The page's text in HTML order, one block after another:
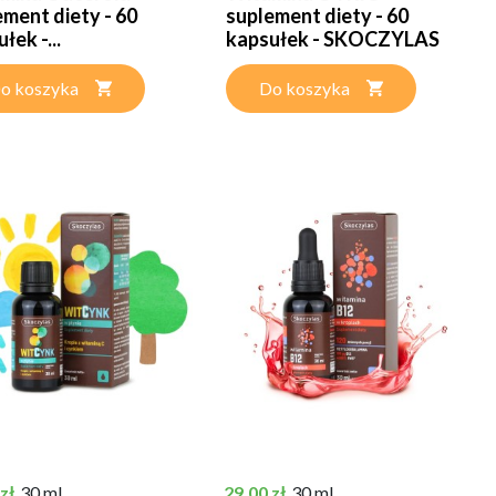
diety - 60
-...
koszyka
suplement diety - 60
kapsułek - SKOCZYLAS
Do koszyka
Cena